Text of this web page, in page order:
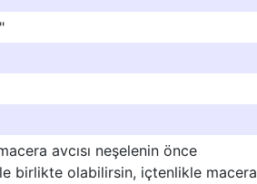
avcısı neşelenin önce
birlikte olabilirsin, içtenlikle macera